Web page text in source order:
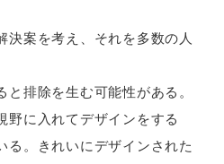
案を考え、それを多数の人
排除を生む可能性がある。
野に入れてデザインをする
る。きれいにデザインされた